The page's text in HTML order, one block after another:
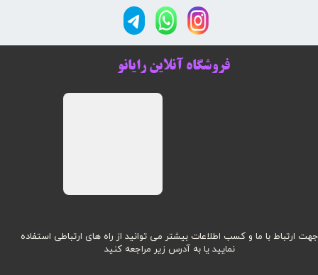
جهت ارتباط با ما و کسب اطلاعات بیشتر می توانید از راه های ارتباطی استفاده
نمایید یا به آدرس زیر مراجعه کنید
فروشگاه آنلاین رایانو